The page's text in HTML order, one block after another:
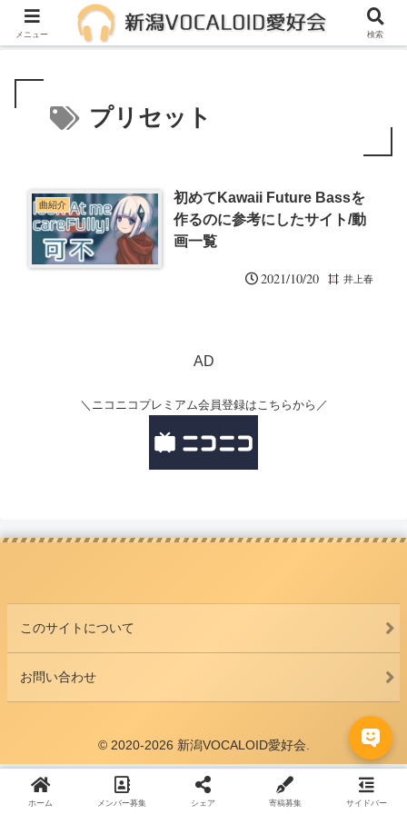
メンバー募集中！一緒に活動しませんか？
プリセット
曲紹介
初めてKawaii Future Bassを
作るのに参考にしたサイト/動
画一覧
2021/10/20 井上春
AD
＼ニコニコプレミアム会員登録はこちらから／
このサイトについて
お問い合わせ
© 2020-2026 新潟VOCALOID愛好会.
メニュー 検索
ホーム メンバー募集 シェア 寄稿募集 サイドバー